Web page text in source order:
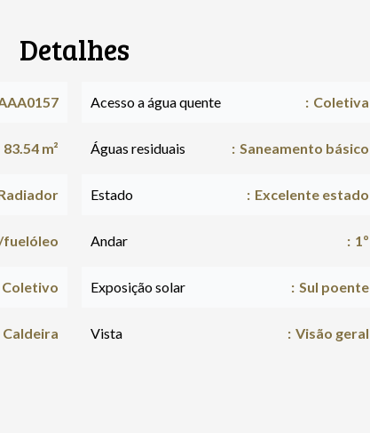
Detalhes
83.54 m²
fuelóleo
Coletivo
Caldeira
Acesso a água quente Coletiva
Águas residuais Saneamento básico
Estado Excelente estado
Andar 1º
Exposição solar Sul poente
Vista Visão geral